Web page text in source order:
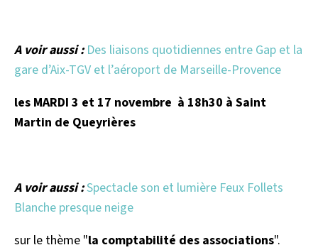
A voir aussi :Des liaisons quotidiennes entre Gap et la
gare d’Aix-TGV et l’aéroport de Marseille-Provence
les MARDI 3 et 17 novembre à 18h30 à Saint
Martin de Queyrières
A voir aussi :Spectacle son et lumière Feux Follets
Blanche presque neige
sur le thème "la comptabilité des associations".